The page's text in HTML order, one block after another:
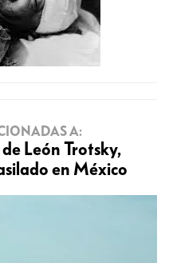
A:
León Trotsky,
en México